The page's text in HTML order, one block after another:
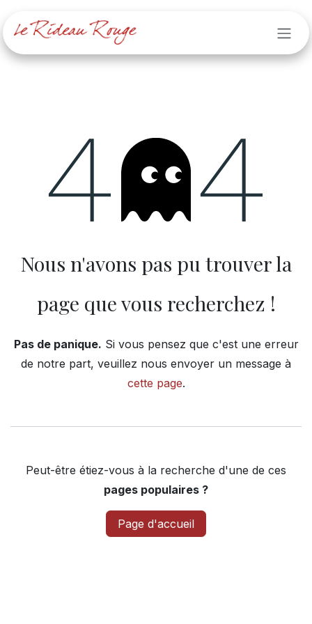
Erreur 404
Nous n'avons pas pu trouver la
page que vous recherchez !
Pas de panique. Si vous pensez que c'est une erreur
de notre part, veuillez nous envoyer un message à
cette page.
Peut-être étiez-vous à la recherche d'une de ces
pages populaires ?
Page d'accueil